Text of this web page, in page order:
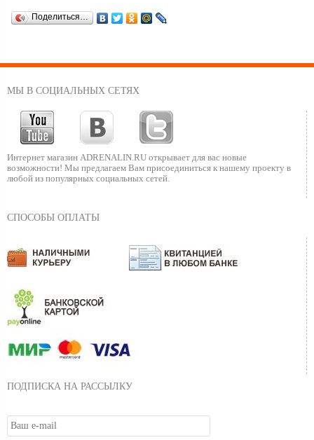
Поделиться…
МЫ В СОЦИАЛЬНЫХ СЕТЯХ
Интернет магазин ADRENALIN.RU открывает для вас новые
возможности! Мы предлагаем Вам присоединиться к нашему проекту в
любой из популярных социальных сетей.
СПОСОБЫ ОПЛАТЫ
ПОДПИСКА НА РАССЫЛКУ